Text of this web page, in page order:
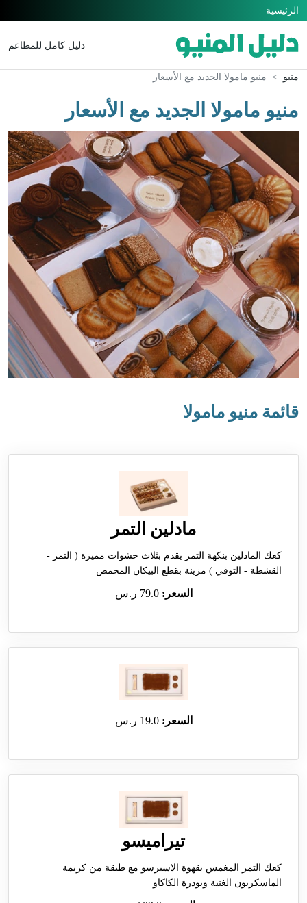
الرئيسية
دليل كامل للمطاعم
منيو منيو مامولا الجديد مع الأسعار
منيو مامولا الجديد مع الأسعار
قائمة منيو مامولا
مادلين التمر
كعك المادلين بنكهة التمر يقدم بثلاث حشوات مميزة ( التمر -
القشطة - التوفي ) مزينة بقطع البيكان المحمص
السعر:79.0 ر.س
السعر:19.0 ر.س
تيراميسو
كعك التمر المغمس بقهوة الاسبرسو مع طبقة من كريمة
الماسكربون الغنية وبودرة الكاكاو